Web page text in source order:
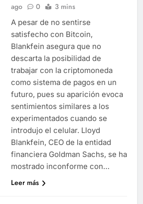
ago
0 3 mins
A pesar de no sentirse
satisfecho con Bitcoin,
Blankfein asegura que no
descarta la posibilidad de
trabajar con la criptomoneda
como sistema de pagos en un
futuro, pues su aparición evoca
sentimientos similares a los
experimentados cuando se
introdujo el celular. Lloyd
Blankfein, CEO de la entidad
financiera Goldman Sachs, se ha
mostrado inconforme con…
Leer más